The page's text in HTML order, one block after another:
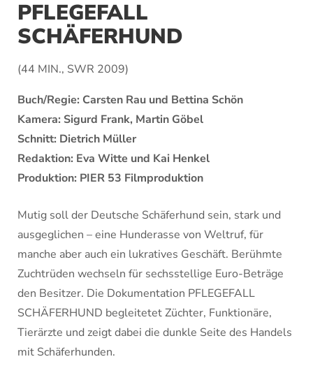
PFLEGEFALL
SCHÄFERHUND
(44 MIN., SWR 2009)
Mutig soll der Deutsche Schäferhund sein, stark und
ausgeglichen – eine Hunderasse von Weltruf, für
manche aber auch ein lukratives Geschäft. Berühmte
Zuchtrüden wechseln für sechsstellige Euro-Beträge
den Besitzer. Die Dokumentation PFLEGEFALL
SCHÄFERHUND begleitetet Züchter, Funktionäre,
Tierärzte und zeigt dabei die dunkle Seite des Handels
mit Schäferhunden.
Buch/Regie: Carsten Rau und Bettina Schön
Kamera: Sigurd Frank, Martin Göbel
Schnitt: Dietrich Müller
Redaktion: Eva Witte und Kai Henkel
Produktion: PIER 53 Filmproduktion